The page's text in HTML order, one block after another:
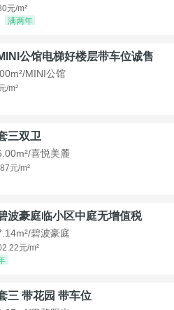
元/m²
满两年
公馆电梯好楼层带车位诚售
MINI公馆
/m²
三双卫
喜悦美麓
元/m²
波豪庭临小区中庭无增值税
碧波豪庭
元/m²
三 带花园 带车位